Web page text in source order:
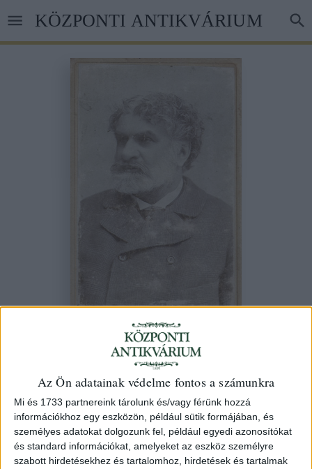
Az Ön adatainak védelme fontos a számunkra
Mi és 1733 partnereink tárolunk és/vagy férünk hozzá
információkhoz egy eszközön, például sütik formájában, és
személyes adatokat dolgozunk fel, például egyedi azonosítókat
és standard információkat, amelyeket az eszköz személyre
szabott hirdetésekhez és tartalomhoz, hirdetések és tartalmak
tartalomra
KÖZPONTI ANTIKVÁRIUM
Thaly Kálmán (1839-1909) történetíró,
költő mellképe.
114. árverés/ 100.